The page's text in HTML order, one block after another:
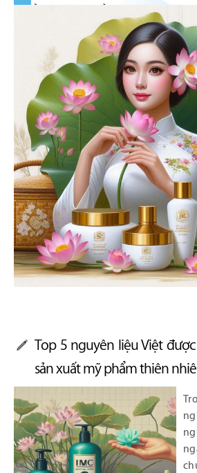
Top 5 nguyên liệu Việt
sản xuất mỹ phẩm thiên